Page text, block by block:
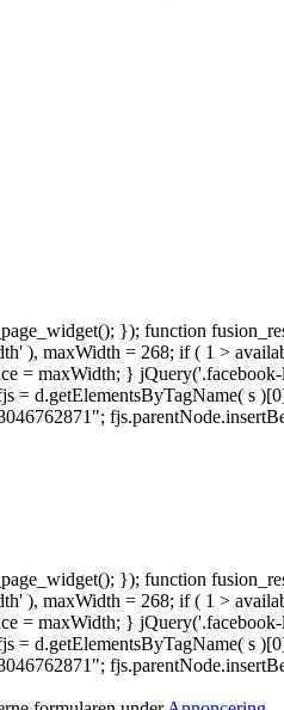
}); function
), maxWidth = 268; if ( 1 >
= maxWidth; }
d.getElementsByTagName( s
}); function
), maxWidth = 268; if ( 1 >
= maxWidth; }
d.getElementsByTagName( s